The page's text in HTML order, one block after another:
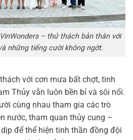
– thử thách bản thân với
những tiếng cười không ngớt.
với cơn mưa bất chợt, tinh
Thủy vẫn luôn bền bỉ và sôi nổi.
cùng nhau tham gia các trò
nước, tham quan thủy cung –
để thể hiện tinh thần đồng đội